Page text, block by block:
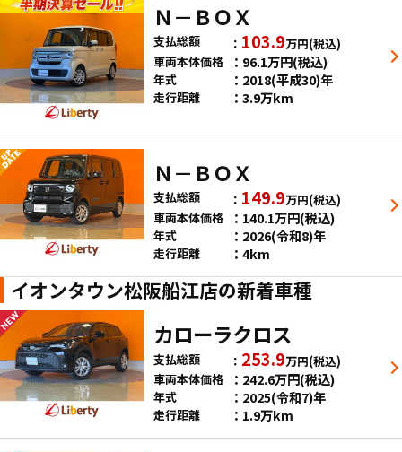
Ｎ－ＢＯＸ
支払総額 103.9万円(税込)
車両本体価格
96.1万円(税込)
年式 2018(平成30)年
走行距離 3.9万km
Ｎ－ＢＯＸ
支払総額 149.9万円(税込)
車両本体価格
140.1万円(税込)
年式 2026(令和8)年
走行距離 4km
イオンタウン松阪船江店の新着車種
カローラクロス
支払総額 253.9万円(税込)
車両本体価格
242.6万円(税込)
年式 2025(令和7)年
走行距離 1.9万km